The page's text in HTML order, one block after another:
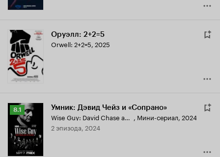
Оруэлл: 2+2=5
Orwell: 2+2=5, 2025
Рейтинг
Кинопоиска
8.1
8.1 Умник: Дэвид Чейз и «Сопрано»
Wise Guy: David Chase and the Sopranos , Мини-сериал, 2024
2 эпизода, 2024